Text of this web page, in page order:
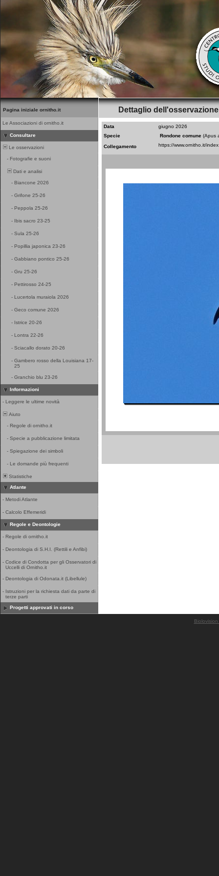
Pagina iniziale ornitho.it
Le Associazioni di ornitho.it
Consultare
Le osservazioni
- Fotografie e suoni
Dati e analisi
- Biancone 2026
- Grifone 25-26
- Peppola 25-26
- Ibis sacro 23-25
- Sula 25-26
- Popillia japonica 23-26
- Gabbiano pontico 25-26
- Gru 25-26
- Pettirosso 24-25
- Lucertola muraiola 2026
- Geco comune 2026
- Istrice 20-26
- Lontra 22-26
- Sciacallo dorato 20-26
- Gambero rosso della Louisiana 17-
25
- Granchio blu 23-26
Informazioni
- Leggere le ultime novità
Aiuto
- Regole di ornitho.it
- Specie a pubblicazione limitata
- Spiegazione dei simboli
- Le domande più frequenti
Statistiche
Atlante
- Metodi Atlante
- Calcolo Effemeridi
Regole e Deontologie
- Regole di ornitho.it
- Deontologia di S.H.I. (Rettili e Anfibi)
- Codice di Condotta per gli Osservatori di
Uccelli di Ornitho.it
- Deontologia di Odonata.it (Libellule)
- Istruzioni per la richiesta dati da parte di
terze parti
Progetti approvati in corso
Dettaglio dell'osservazione
Data
giugno 2026
Specie
Rondone comune (Apus
Collegamento
Biolovision